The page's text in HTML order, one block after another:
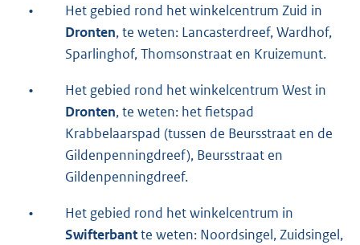
•
Het gebied rond het winkelcentrum Zuid in
Dronten, te weten: Lancasterdreef, Wardhof,
Sparlinghof, Thomsonstraat en Kruizemunt.
•
Het gebied rond het winkelcentrum West in
Dronten, te weten: het fietspad
Krabbelaarspad (tussen de Beursstraat en de
Gildenpenningdreef), Beursstraat en
Gildenpenningdreef.
•
Het gebied rond het winkelcentrum in
Swifterbantte weten: Noordsingel, Zuidsingel,